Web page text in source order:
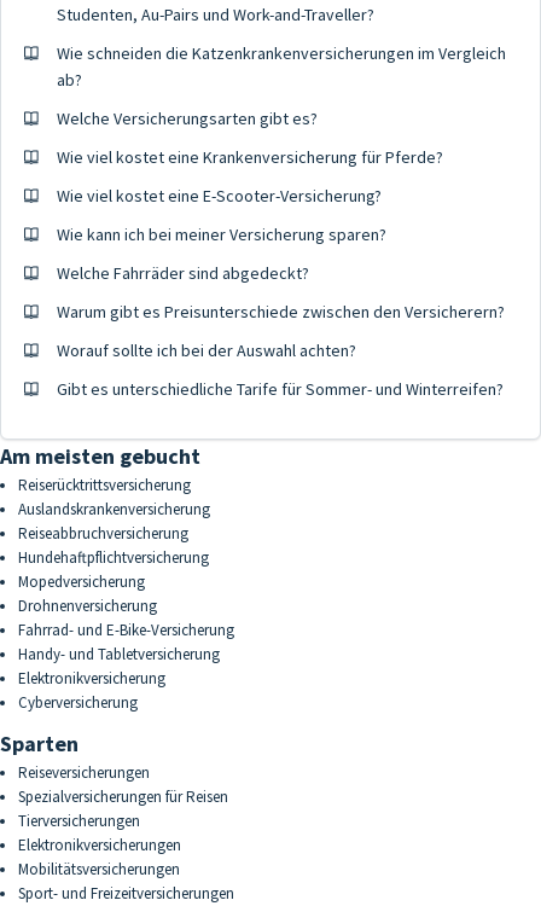
Studenten, Au-Pairs und Work-and-Traveller?
Wie schneiden die Katzenkrankenversicherungen im Vergleich
ab?
Welche Versicherungsarten gibt es?
Wie viel kostet eine Krankenversicherung für Pferde?
Wie viel kostet eine E-Scooter-Versicherung?
Wie kann ich bei meiner Versicherung sparen?
Welche Fahrräder sind abgedeckt?
Warum gibt es Preisunterschiede zwischen den Versicherern?
Worauf sollte ich bei der Auswahl achten?
Gibt es unterschiedliche Tarife für Sommer- und Winterreifen?
Am meisten gebucht
Reiserücktrittsversicherung
Auslandskrankenversicherung
Reiseabbruchversicherung
Hundehaftpflichtversicherung
Mopedversicherung
Drohnenversicherung
Fahrrad- und E-Bike-Versicherung
Handy- und Tabletversicherung
Elektronikversicherung
Cyberversicherung
Sparten
Reiseversicherungen
Spezialversicherungen für Reisen
Tierversicherungen
Elektronikversicherungen
Mobilitätsversicherungen
Sport- und Freizeitversicherungen